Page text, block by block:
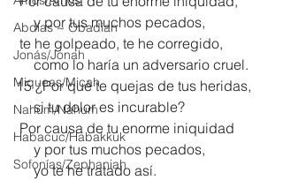
Abdías ~ Obadiah
Jonás/Jonah
Miqueas/Micah
Nahúm/Nahum
Habacuc/Habakkuk
Sofonías/Zephaniah
     y por tus muchos pecados,
te he golpeado, te he corregido,
     como lo haría un adversario cruel.
15 ¿Por qué te quejas de tus heridas,
     si tu dolor es incurable?
Por causa de tu enorme iniquidad
     y por tus muchos pecados,
     yo te he tratado así.